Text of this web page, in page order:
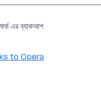
এর ব্যাকআপ
to Opera